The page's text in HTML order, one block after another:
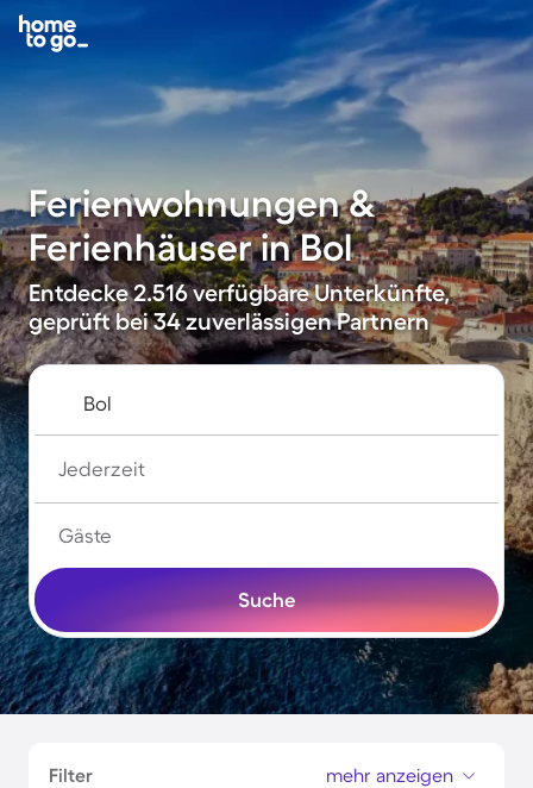
Ferienwohnungen &
Ferienhäuser in Bol
Entdecke 2.516 verfügbare Unterkünfte,
geprüft bei 34 zuverlässigen Partnern
Jederzeit
Gäste
Suche
Filter mehr anzeigen